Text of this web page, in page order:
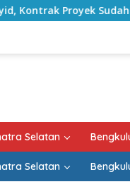
Rampung
Selatan
Selatan